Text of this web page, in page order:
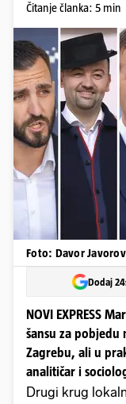
Čitanje članka: 5 min
Foto: Davor
Dodaj
NOVI EXPRESS
šansu za pobjedu
Zagrebu, ali u
analitičar i
Drugi krug